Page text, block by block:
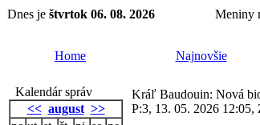
Dnes je štvrtok 06. 08. 2026 Meniny
Home Najnovšie
Kalendár správ
<< august >>
Kráľ Baudouin: Nová
P:3, 13. 05. 2026 12:05,